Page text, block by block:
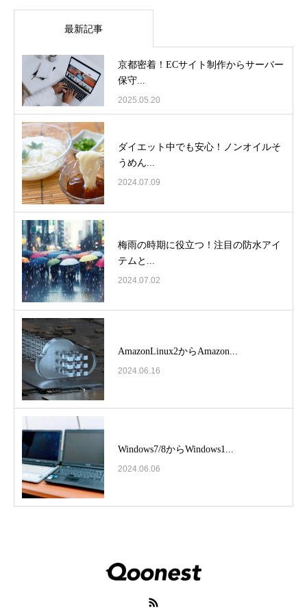
最新記事
京都密着！ECサイト制作からサーバー
保守...
2025.05.20
ダイエット中でも安心！ノンオイルそ
うめん...
2024.07.09
梅雨の時期に役立つ！注目の防水アイ
テムと...
2024.07.02
AmazonLinux2からAmazon...
2024.06.16
Windows7/8からWindows1...
2024.06.06